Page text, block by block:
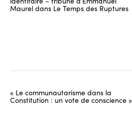
Maurel dans Le Temps des Ruptures
« Le communautarisme dans la
Constitution : un vote de conscience »